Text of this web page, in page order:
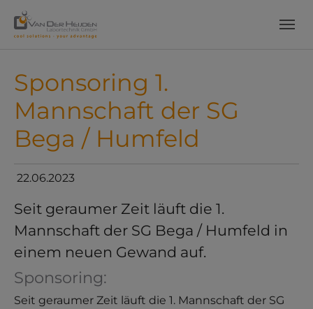
Sponsoring 1.
Mannschaft der SG
Bega / Humfeld
22.06.2023
Seit geraumer Zeit läuft die 1.
Mannschaft der SG Bega / Humfeld in
einem neuen Gewand auf.
Sponsoring:
Seit geraumer Zeit läuft die 1. Mannschaft der SG